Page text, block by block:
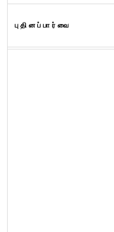
புதினப்பார்வை